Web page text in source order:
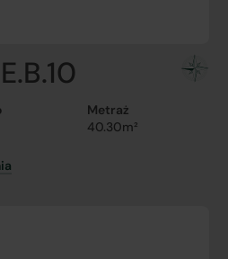
Metraż
40.30m²